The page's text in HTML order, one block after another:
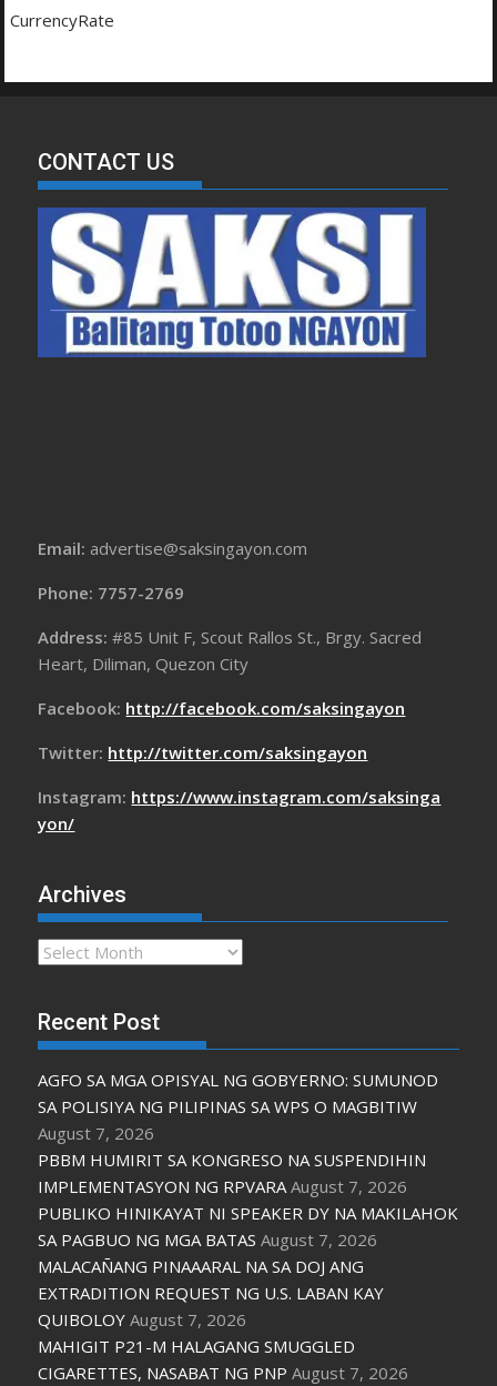
CurrencyRate
CONTACT US
Email: advertise@saksingayon.com
Phone: 7757-2769
Address:#85 Unit F, Scout Rallos St., Brgy. Sacred
Heart, Diliman, Quezon City
Facebook: http://facebook.com/saksingayon
Twitter: http://twitter.com/saksingayon
Instagram: https://www.instagram.com/saksinga
yon/
Archives
Archives
Recent Post
AGFO SA MGA OPISYAL NG GOBYERNO: SUMUNOD
SA POLISIYA NG PILIPINAS SA WPS O MAGBITIW
August 7, 2026
PBBM HUMIRIT SA KONGRESO NA SUSPENDIHIN
IMPLEMENTASYON NG RPVARA August 7, 2026
PUBLIKO HINIKAYAT NI SPEAKER DY NA MAKILAHOK
SA PAGBUO NG MGA BATAS August 7, 2026
MALACAÑANG PINAAARAL NA SA DOJ ANG
EXTRADITION REQUEST NG U.S. LABAN KAY
QUIBOLOY August 7, 2026
MAHIGIT P21-M HALAGANG SMUGGLED
CIGARETTES, NASABAT NG PNP August 7, 2026